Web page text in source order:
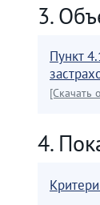
3.
Пункт
[Скачать
4.